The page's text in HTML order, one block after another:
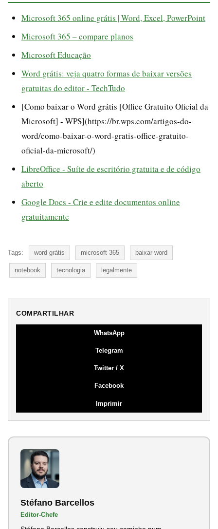
Microsoft 365 online grátis | Word, Excel, PowerPoint
Microsoft 365 – compare planos
Microsoft Educação
Word grátis: veja quatro formas de baixar versões
gratuitas do editor - TechTudo
[Como baixar o Word grátis [Office Gratuito Oficial da
Microsoft] - WPS](https://br.wps.com/artigos-do-
word/como-baixar-o-word-gratis-office-gratuito-
oficial-da-microsoft/)
LibreOffice - Suíte de escritório gratuita e de código
aberto
Google Docs - Crie e edite documentos online
gratuitamente
Tags: word grátis microsoft 365 baixar word
notebook tecnologia legalmente
COMPARTILHAR
WhatsApp
Telegram
Twitter / X
Facebook
Imprimir
Stéfano Barcellos
Editor-Chefe